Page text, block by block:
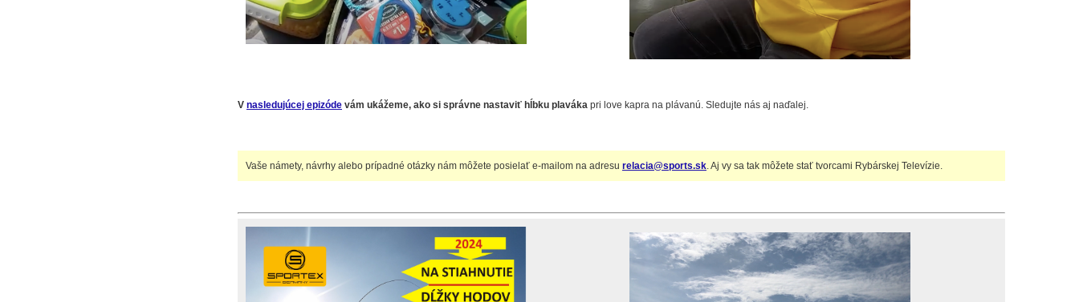
V nasledujúcej epizóde vám ukážeme, ako si správne nastaviť hĺbku plaváka pri love kapra na plávanú. Sledujte nás aj naďalej.
Vaše námety, návrhy alebo prípadné otázky nám môžete posielať e-mailom na adresu relacia@sports.sk . Aj vy sa tak môžete stať tvorcami Rybárskej Televízie.